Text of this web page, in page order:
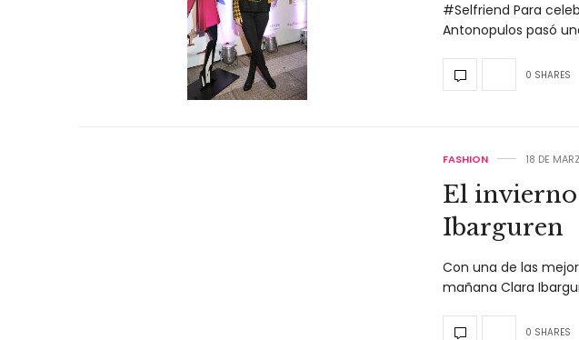
#Selfriend Para
Antonopulos pasó
0 SHARES
FASHION 18 DE
El
Ibarguren
Con una de las
mañana Clara
0 SHARES